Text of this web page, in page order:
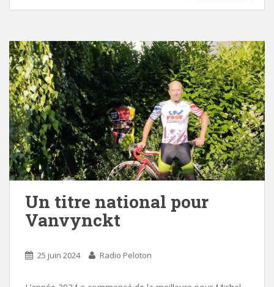
Un titre national pour
Vanvynckt
25 juin 2024 Radio Peloton